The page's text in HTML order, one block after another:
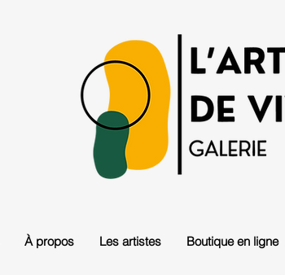
À propos Les artistes Boutique en ligne